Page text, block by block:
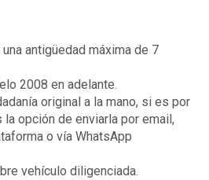
antigüedad máxima de 7
2008 en adelante.
original a la mano, si es por
opción de enviarla por email,
o vía WhatsApp
vehículo diligenciada.